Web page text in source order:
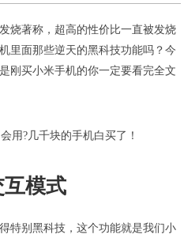
烧著称，超高的性价比一直被发烧
里面那些逆天的黑科技功能吗？今
刚买小米手机的你一定要看完全文
互模式
特别黑科技，这个功能就是我们小